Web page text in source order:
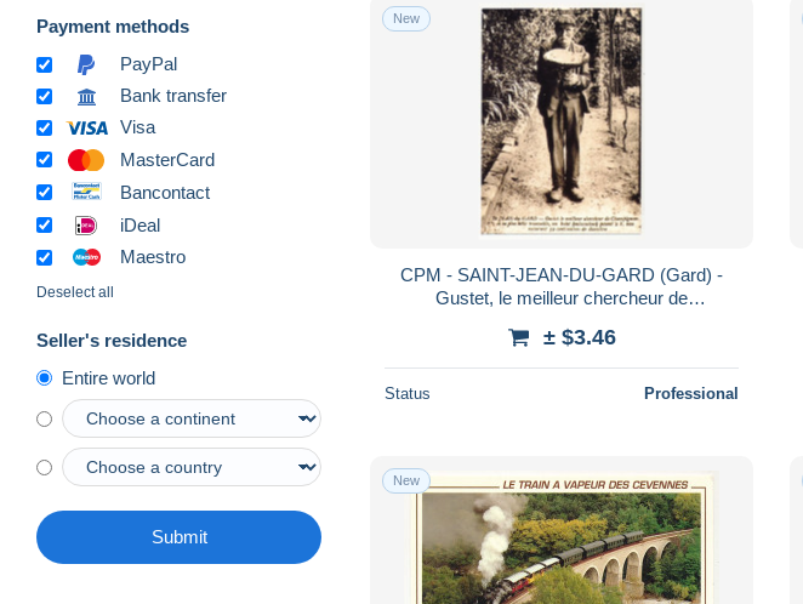
Payment methods
PayPal
Bank transfer
Visa
MasterCard
Bancontact
iDeal
Maestro
Deselect all
Seller's residence
Entire world
Submit
New
CPM - SAINT-JEAN-DU-GARD (Gard) -
Gustet, le meilleur chercheur de
CPA)
± $3.46
Status Professional
New